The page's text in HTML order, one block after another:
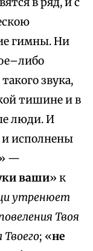
гимны. Ни
звука,
тишине и в
люди. И
исполнены
—
ваши» к
утренюет
Твоя
; «не